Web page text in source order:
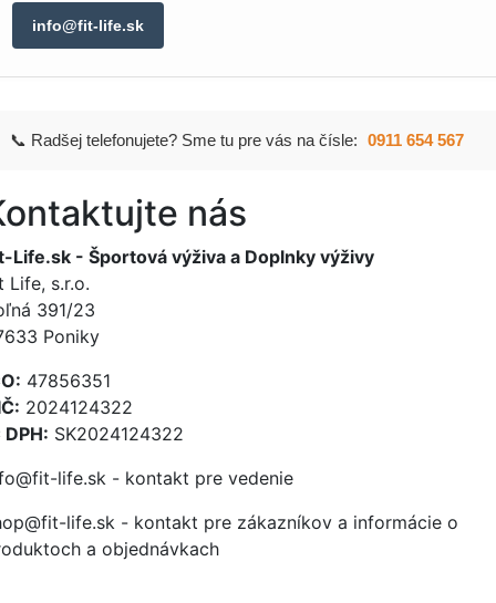
info@fit-life.sk
📞 Radšej telefonujete? Sme tu pre vás na čísle: 0911 654 567
nás
Life.sk - Športová výživa a Doplnky výživy
Life, s.r.o.
391/23
Poniky
47856351
2024124322
DPH: SK2024124322
life.sk - kontakt pre vedenie
life.sk - kontakt pre zákazníkov a informácie o
a objednávkach